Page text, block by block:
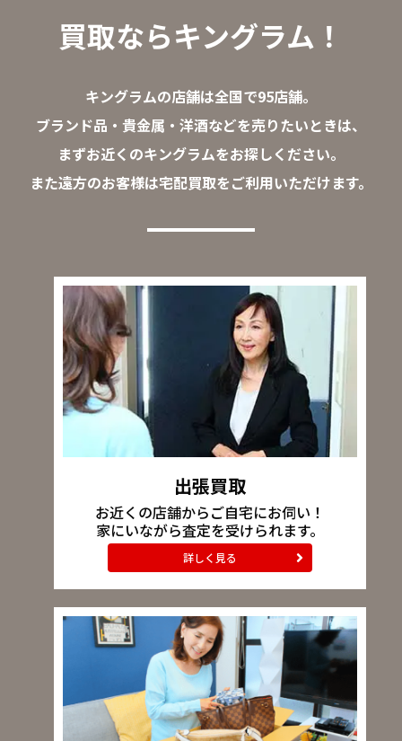
買取ならキングラム！
キングラムの店舗は全国で95店舗。
ブランド品・貴金属・洋酒などを売りたいときは、
まずお近くのキングラムをお探しください。
また遠方のお客様は宅配買取をご利用いただけます。
出張買取
お近くの店舗からご自宅にお伺い！
家にいながら査定を受けられます。
詳しく見る